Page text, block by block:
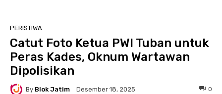
PERISTIWA
Catut Foto Ketua PWI Tuban untuk
Peras Kades, Oknum Wartawan
Dipolisikan
By Blok Jatim Desember 18, 2025 0